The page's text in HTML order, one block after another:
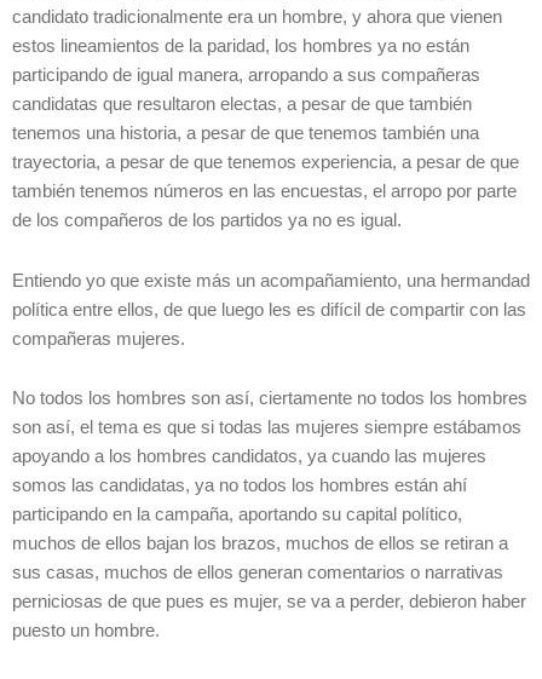
candidato tradicionalmente era un hombre, y ahora que vienen
estos lineamientos de la paridad, los hombres ya no están
participando de igual manera, arropando a sus compañeras
candidatas que resultaron electas, a pesar de que también
tenemos una historia, a pesar de que tenemos también una
trayectoria, a pesar de que tenemos experiencia, a pesar de que
también tenemos números en las encuestas, el arropo por parte
de los compañeros de los partidos ya no es igual.
Entiendo yo que existe más un acompañamiento, una hermandad
política entre ellos, de que luego les es difícil de compartir con las
compañeras mujeres.
No todos los hombres son así, ciertamente no todos los hombres
son así, el tema es que si todas las mujeres siempre estábamos
apoyando a los hombres candidatos, ya cuando las mujeres
somos las candidatas, ya no todos los hombres están ahí
participando en la campaña, aportando su capital político,
muchos de ellos bajan los brazos, muchos de ellos se retiran a
sus casas, muchos de ellos generan comentarios o narrativas
perniciosas de que pues es mujer, se va a perder, debieron haber
puesto un hombre.